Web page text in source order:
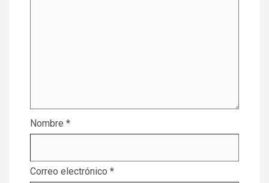
Nombre *
Correo electrónico *